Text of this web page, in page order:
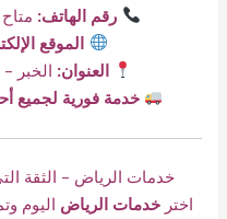
رقم الهاتف:
الموقع
العنوان: الخبر
خدمة فورية لجميع
خدمات الرياض – الثقة
اخترخدمات الرياض اليوم